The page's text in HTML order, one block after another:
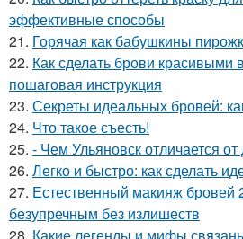
эффективные способы
21. Горячая как бабушкины
22. Как сделать брови красивыми
пошаговая инструкция
23. Секреты идеальных бровей:
24. Что такое съесть!
25. - Чем Ульяновск отличается
26. Легко и быстро: как сделать
27. Естественный макияж бровей
безупречным без излишеств
28. Какие легенды и мифы